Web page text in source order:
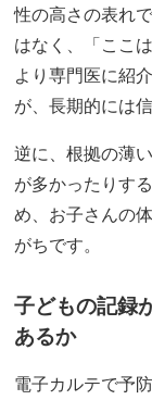
性の高さの表れ
はなく、「ここ
より専門医に紹
が、長期的には
逆に、根拠の薄
が多かったりす
め、お子さんの
がちです。
子どもの記録
あるか
電子カルテで予